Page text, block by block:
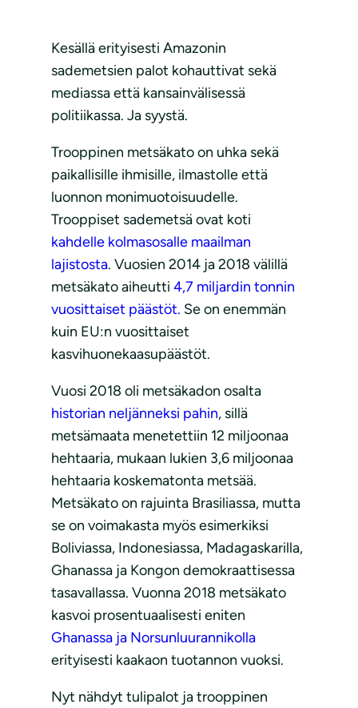
Kesällä erityisesti Amazonin
sademetsien palot kohauttivat sekä
mediassa että kansainvälisessä
politiikassa. Ja syystä.
Trooppinen metsäkato on uhka sekä
paikallisille ihmisille, ilmastolle että
luonnon monimuotoisuudelle.
Trooppiset sademetsä ovat koti
kahdelle kolmasosalle maailman
lajistosta. Vuosien 2014 ja 2018 välillä
metsäkato aiheutti 4,7 miljardin tonnin
vuosittaiset päästöt. Se on enemmän
kuin EU:n vuosittaiset
kasvihuonekaasupäästöt.
Vuosi 2018 oli metsäkadon osalta
historian neljänneksi pahin, sillä
metsämaata menetettiin 12 miljoonaa
hehtaaria, mukaan lukien 3,6 miljoonaa
hehtaaria koskematonta metsää.
Metsäkato on rajuinta Brasiliassa, mutta
se on voimakasta myös esimerkiksi
Boliviassa, Indonesiassa, Madagaskarilla,
Ghanassa ja Kongon demokraattisessa
tasavallassa. Vuonna 2018 metsäkato
kasvoi prosentuaalisesti eniten
Ghanassa ja Norsunluurannikolla
erityisesti kaakaon tuotannon vuoksi.
Nyt nähdyt tulipalot ja trooppinen